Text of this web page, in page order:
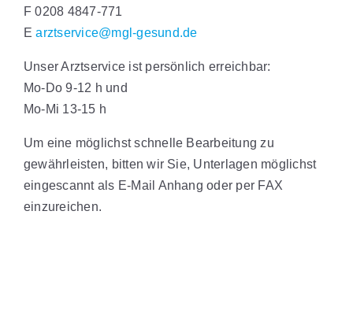
F 0208 4847-771
Earztservice@mgl-gesund.de
Unser Arztservice ist persönlich erreichbar:
Mo-Do 9-12 h und
Mo-Mi 13-15 h
Um eine möglichst schnelle Bearbeitung zu
gewährleisten, bitten wir Sie, Unterlagen möglichst
eingescannt als E-Mail Anhang oder per FAX
einzureichen.